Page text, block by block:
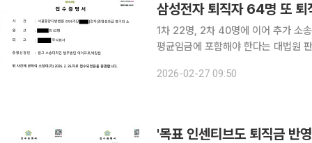
삼성전자 퇴직자 64명 또
1차 22명, 2차 40명에 이어 추가 소송 이달 들어서만
평균임금에 포함해야 한다는 대법원
2026-02-27 09:50